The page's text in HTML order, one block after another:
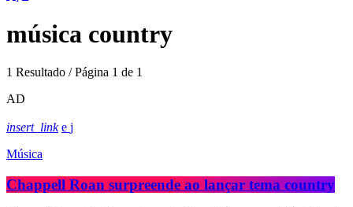
música country
1 Resultado / Página 1 de 1
AD
insert_link
Música
Chappell Roan surpreende ao lançar tema country